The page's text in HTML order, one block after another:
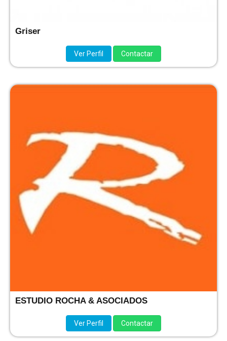
Griser
Ver Perfil Contactar
ESTUDIO ROCHA & ASOCIADOS
Ver Perfil Contactar